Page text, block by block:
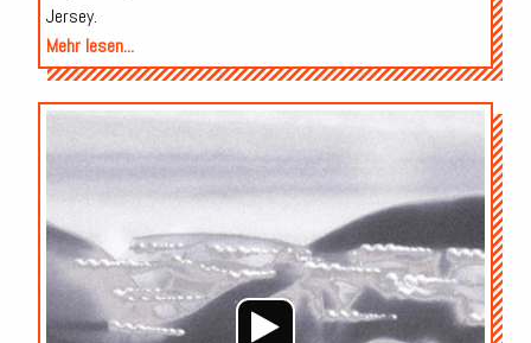
Jersey.
Mehr lesen...
Audio-
Player